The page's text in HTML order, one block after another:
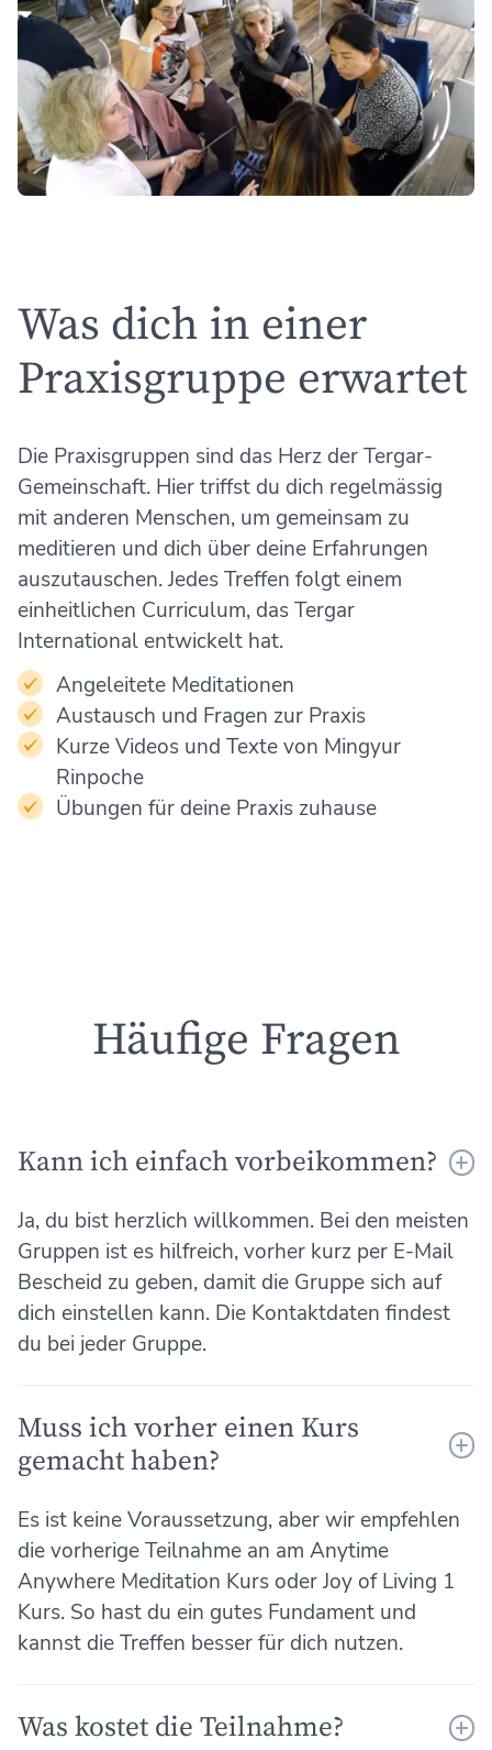
Was dich in einer
Praxisgruppe erwartet
Die Praxisgruppen sind das Herz der Tergar-
Gemeinschaft. Hier triffst du dich regelmässig
mit anderen Menschen, um gemeinsam zu
meditieren und dich über deine Erfahrungen
auszutauschen. Jedes Treffen folgt einem
einheitlichen Curriculum, das Tergar
International entwickelt hat.
Angeleitete Meditationen
Austausch und Fragen zur Praxis
Kurze Videos und Texte von Mingyur
Rinpoche
Übungen für deine Praxis zuhause
Häufige Fragen
Kann ich einfach vorbeikommen?
Ja, du bist herzlich willkommen. Bei den meisten
Gruppen ist es hilfreich, vorher kurz per E-Mail
Bescheid zu geben, damit die Gruppe sich auf
dich einstellen kann. Die Kontaktdaten findest
du bei jeder Gruppe.
Muss ich vorher einen Kurs
gemacht haben?
Es ist keine Voraussetzung, aber wir empfehlen
die vorherige Teilnahme an am Anytime
Anywhere Meditation Kurs oder Joy of Living 1
Kurs. So hast du ein gutes Fundament und
kannst die Treffen besser für dich nutzen.
Was kostet die Teilnahme?